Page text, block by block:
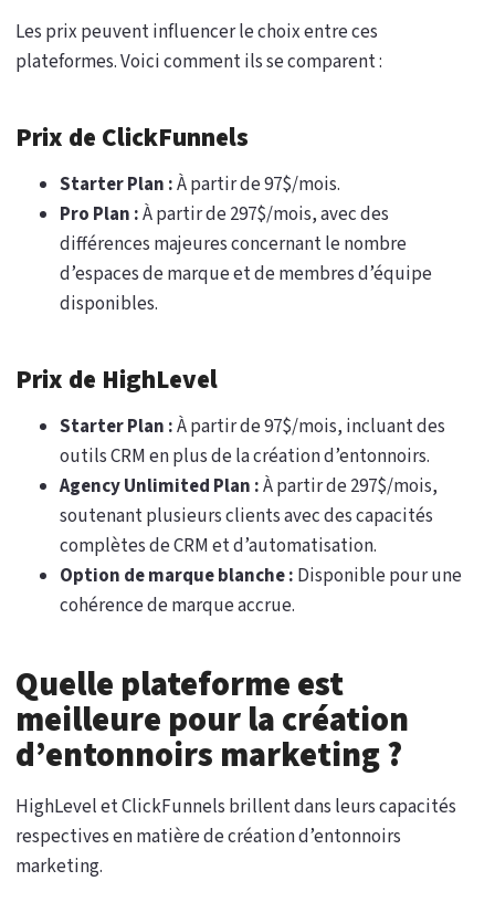
Les prix peuvent influencer le choix entre ces
plateformes. Voici comment ils se comparent :
Prix de ClickFunnels
Starter Plan :À partir de 97$/mois.
Pro Plan :À partir de 297$/mois, avec des
différences majeures concernant le nombre
d’espaces de marque et de membres d’équipe
disponibles.
Prix de HighLevel
Starter Plan :À partir de 97$/mois, incluant des
outils CRM en plus de la création d’entonnoirs.
Agency Unlimited Plan :À partir de 297$/mois,
soutenant plusieurs clients avec des capacités
complètes de CRM et d’automatisation.
Option de marque blanche : Disponible pour une
cohérence de marque accrue.
Quelle plateforme est
meilleure pour la création
d’entonnoirs marketing ?
HighLevel et ClickFunnels brillent dans leurs capacités
respectives en matière de création d’entonnoirs
marketing.